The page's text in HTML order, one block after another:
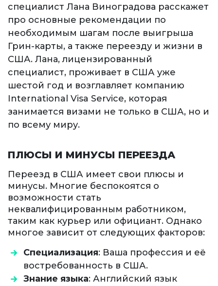
специалист Лана Виноградова расскажет
про основные рекомендации по
необходимым шагам после выигрыша
Грин-карты, а также переезду и жизни в
США. Лана, лицензированный
специалист, проживает в США уже
шестой год и возглавляет компанию
International Visa Service, которая
занимается визами не только в США, но и
по всему миру.
ПЛЮСЫ И МИНУСЫ ПЕРЕЕЗДА
Переезд в США имеет свои плюсы и
минусы. Многие беспокоятся о
возможности стать
неквалифицированным работником,
таким как курьер или официант. Однако
многое зависит от следующих факторов:
Специализация: Ваша профессия и её
востребованность в США.
Знание языка: Английский язык